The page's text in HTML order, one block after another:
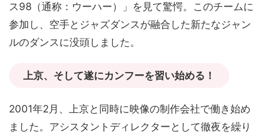
ス98（通称：ウーハー）」を見て驚愕。このチームに
参加し、空手とジャズダンスが融合した新たなジャン
ルのダンスに没頭しました。
上京、そして遂にカンフーを習い始める！
2001年2月、上京と同時に映像の制作会社で働き始め
ました。アシスタントディレクターとして徹夜を繰り